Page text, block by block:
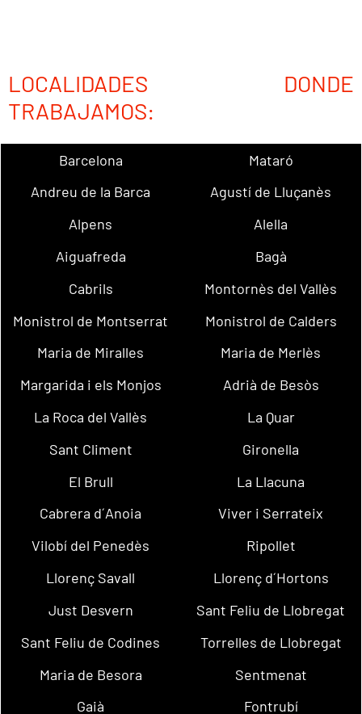
LOCALIDADES DONDE
TRABAJAMOS:
Barcelona
Mataró
Andreu de la Barca
Agustí de Lluçanès
Alpens
Alella
Aiguafreda
Bagà
Cabrils
Montornès del Vallès
Monistrol de Montserrat
Monistrol de Calders
Maria de Miralles
Maria de Merlès
Margarida i els Monjos
Adrià de Besòs
La Roca del Vallès
La Quar
Sant Climent
Gironella
El Brull
La Llacuna
Cabrera d´Anoia
Viver i Serrateix
Vilobí del Penedès
Ripollet
Llorenç Savall
Llorenç d´Hortons
Just Desvern
Sant Feliu de Llobregat
Sant Feliu de Codines
Torrelles de Llobregat
Maria de Besora
Sentmenat
Gaià
Fontrubí